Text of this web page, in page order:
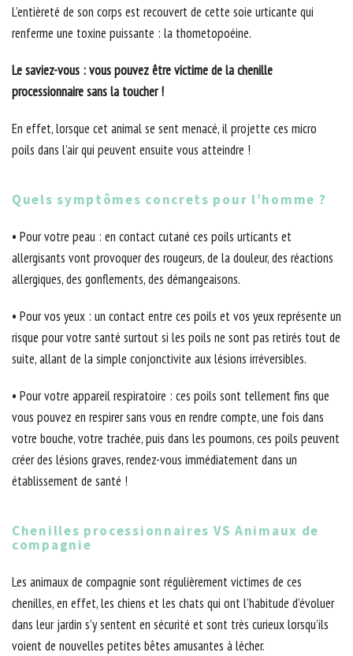
L’entièreté de son corps est recouvert de cette soie urticante qui
renferme une toxine puissante : la thometopoéine.
Le saviez-vous : vous pouvez être victime de la chenille
processionnaire sans la toucher !
En effet, lorsque cet animal se sent menacé, il projette ces micro
poils dans l’air qui peuvent ensuite vous atteindre !
Quels symptômes concrets pour l’homme ?
• Pour votre peau : en contact cutané ces poils urticants et
allergisants vont provoquer des rougeurs, de la douleur, des réactions
allergiques, des gonflements, des démangeaisons.
• Pour vos yeux : un contact entre ces poils et vos yeux représente un
risque pour votre santé surtout si les poils ne sont pas retirés tout de
suite, allant de la simple conjonctivite aux lésions irréversibles.
• Pour votre appareil respiratoire : ces poils sont tellement fins que
vous pouvez en respirer sans vous en rendre compte, une fois dans
votre bouche, votre trachée, puis dans les poumons, ces poils peuvent
créer des lésions graves, rendez-vous immédiatement dans un
établissement de santé !
Chenilles processionnaires VS Animaux de
compagnie
Les animaux de compagnie sont régulièrement victimes de ces
chenilles, en effet, les chiens et les chats qui ont l’habitude d’évoluer
dans leur jardin s’y sentent en sécurité et sont très curieux lorsqu’ils
voient de nouvelles petites bêtes amusantes à lécher.